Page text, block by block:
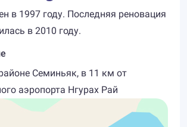
в 1997 году. Последняя реновация
в 2010 году.
Семиньяк, в 11 км от
аэропорта Нгурах Рай